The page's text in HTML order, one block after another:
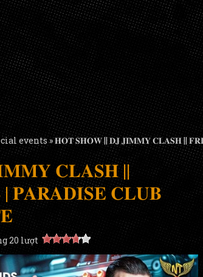
events»𝐇𝐎𝐓 𝐒𝐇𝐎𝐖 || 𝐃𝐉 𝐉𝐈𝐌𝐌𝐘 𝐂𝐋𝐀𝐒𝐇 ||
𝐂𝐋𝐀𝐒𝐇 ||
| 𝐏𝐀𝐑𝐀𝐃𝐈𝐒𝐄 𝐂𝐋𝐔𝐁
20 lượt